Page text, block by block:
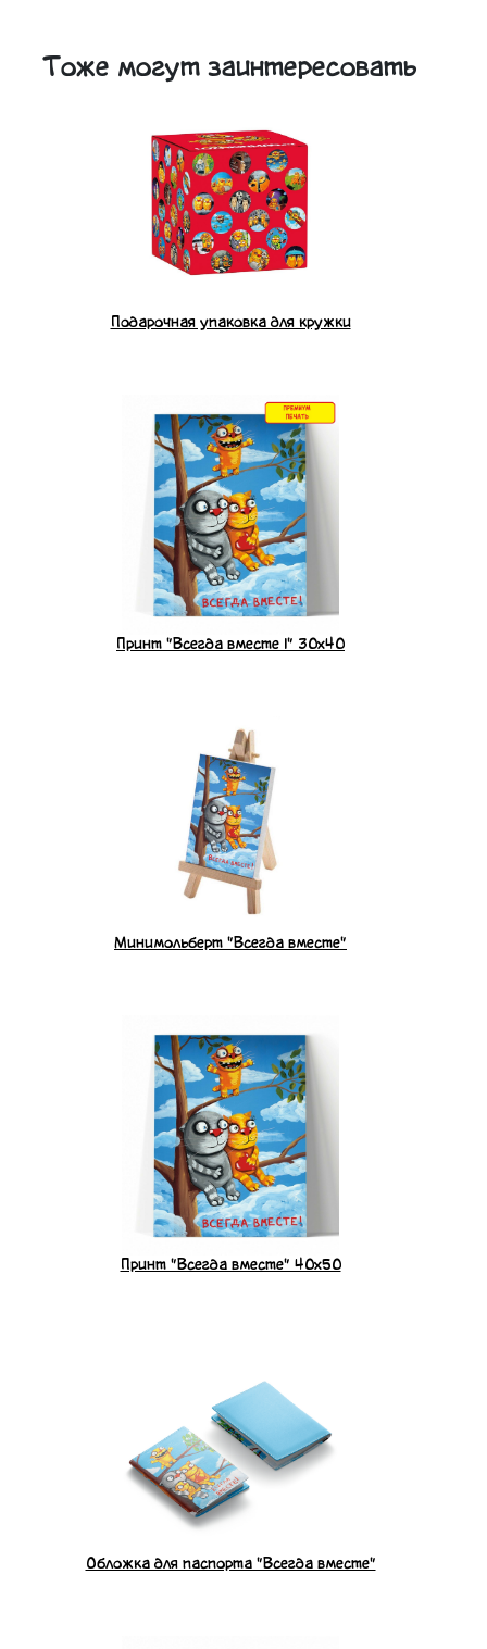
Тоже могут заинтересовать
Подарочная упаковка для кружки
Принт "Всегда вместе 1" 30x40
Минимольберт "Всегда вместе"
Принт "Всегда вместе" 40x50
Обложка для паспорта "Всегда вместе"